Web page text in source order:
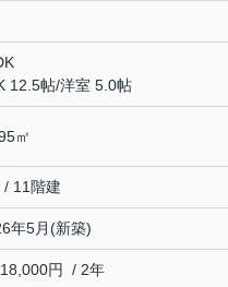
12.5帖/洋室 5.0帖
㎡
/ 11階建
年5月(新築)
円 / 2年